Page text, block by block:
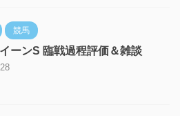
競馬
ーンS 臨戦過程評価＆雑談